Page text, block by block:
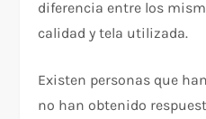
diferencia entre los
calidad y tela utilizada.
Existen personas que
no han obtenido